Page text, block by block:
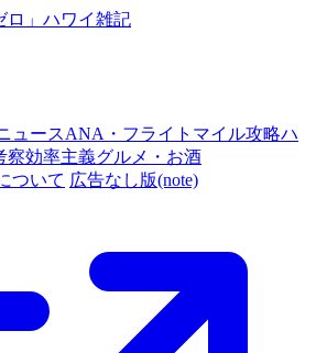
ロ」 ハワイ雑記
ュースANA・フライトマイル攻略ハ
察効率主義グルメ・お酒
ついて 広告なし版(note)